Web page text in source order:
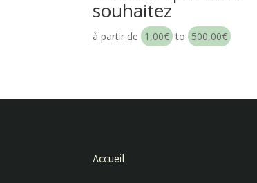
souhaitez
à partir de 1,00€ to 500,00€
Accueil